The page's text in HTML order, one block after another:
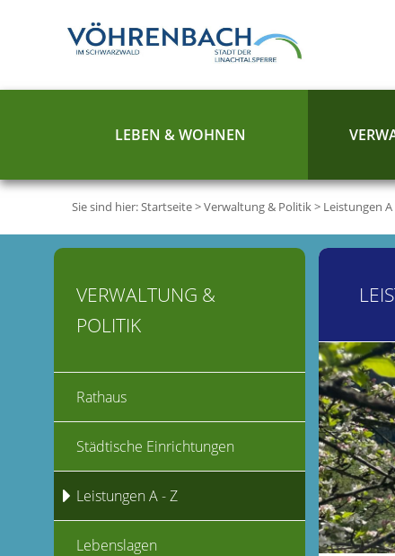
LEBEN & WOHNEN
Sie sind hier:Startseite>Verwaltung & Politik> Leistungen A
VERWALTUNG &
POLITIK
Rathaus
Städtische Einrichtungen
Leistungen A - Z
Lebenslagen